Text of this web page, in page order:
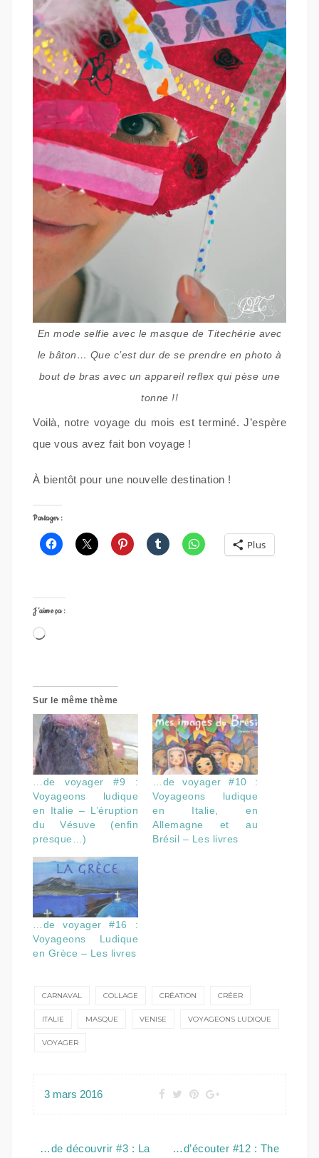
En mode selfie avec le masque de Titechérie avec
le bâton… Que c’est dur de se prendre en photo à
bout de bras avec un appareil reflex qui pèse une
tonne !!
Voilà, notre voyage du mois est terminé. J’espère
que vous avez fait bon voyage !
À bientôt pour une nouvelle destination !
Partager :
Plus
J’aime ça :
Chargement…
Sur le même thème
…de voyager #9 :
Voyageons ludique
en Italie – L’éruption
du Vésuve (enfin
presque…)
…de voyager #10 :
Voyageons ludique
en Italie, en
Allemagne et au
Brésil – Les livres
…de voyager #16 :
Voyageons Ludique
en Grèce – Les livres
CARNAVAL COLLAGE CRÉATION CRÉER
ITALIE MASQUE VENISE VOYAGEONS LUDIQUE
VOYAGER
3 mars 2016
Navigation
…de découvrir #3 : La …d’écouter #12 : The